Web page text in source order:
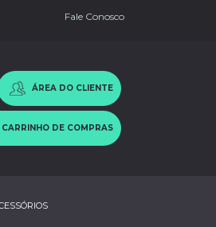
Fale Conosco
ÁREA DO CLIENTE
CARRINHO DE COMPRAS